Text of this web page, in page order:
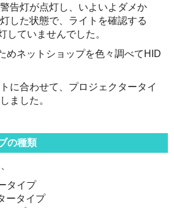
告灯が点灯し、いよいよダメか
した状態で、ライトを確認する
していませんでした。
めネットショップを色々調べてHID
に合わせて、プロジェクタータイ
ました。
の種類
タイプ
ータイプ